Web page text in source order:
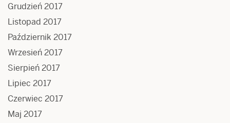
Grudzień 2017
Listopad 2017
Październik 2017
Wrzesień 2017
Sierpień 2017
Lipiec 2017
Czerwiec 2017
Maj 2017